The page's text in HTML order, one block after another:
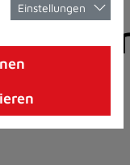
Einstellungen